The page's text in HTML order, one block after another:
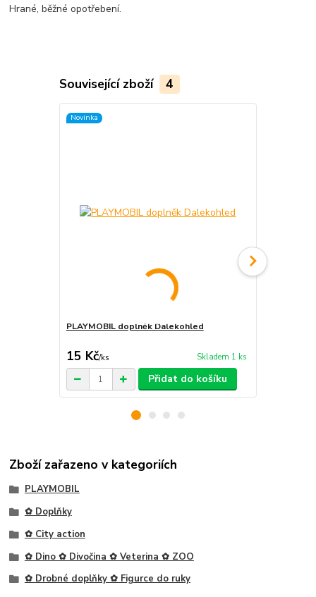
Hrané, běžné opotřebení.
Související zboží 4
Novinka
PLAYMOBIL doplněk Dalekohled
15 Kč/ks Skladem 1 ks
Přidat do košíku
Zboží zařazeno v kategoriích
PLAYMOBIL
✿ Doplňky
✿ City action
✿ Dino ✿ Divočina ✿ Veterina ✿ ZOO
✿ Drobné doplňky ✿ Figurce do ruky